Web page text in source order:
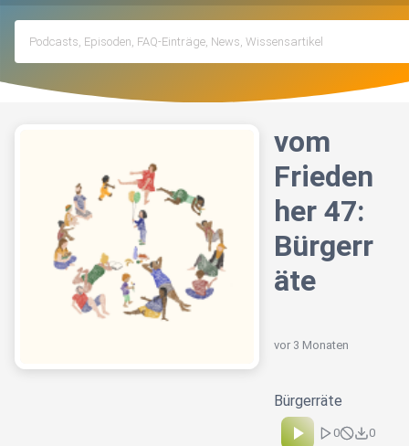
vom
Frieden
her 47:
Bürgerr
äte
vor 3 Monaten
Bürgerräte
0
0